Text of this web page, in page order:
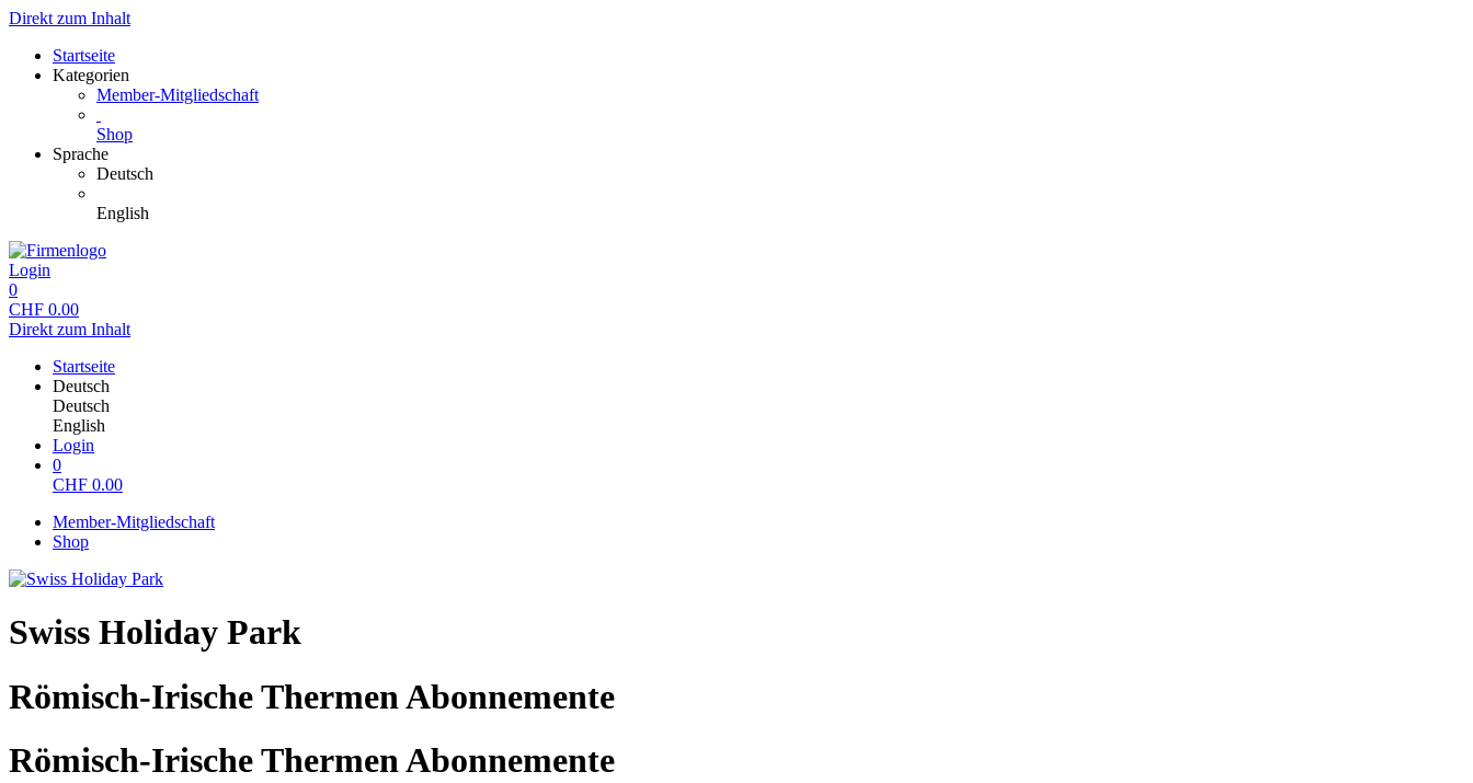
Direkt zum Inhalt
Startseite
Kategorien
Member-Mitgliedschaft
Shop
Sprache
Deutsch
English
Login
0
CHF 0.00
Direkt zum Inhalt
Startseite
Deutsch
Deutsch
English
Login
0
CHF 0.00
Member-Mitgliedschaft
Shop
Swiss Holiday Park
Römisch-Irische Thermen Abonnemente
Römisch-Irische Thermen Abonnemente